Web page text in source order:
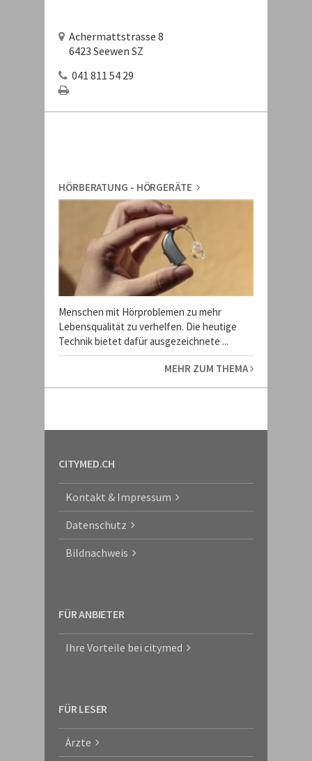
Achermattstrasse 8
6423 Seewen SZ
041 811 54 29
HÖRBERATUNG - HÖRGERÄTE
Menschen mit Hörproblemen zu mehr
Lebensqualität zu verhelfen. Die heutige
Technik bietet dafür ausgezeichnete ...
MEHR ZUM THEMA
CITYMED.CH
Kontakt & Impressum
Datenschutz
Bildnachweis
FÜR ANBIETER
Ihre Vorteile bei citymed
FÜR LESER
Ärzte